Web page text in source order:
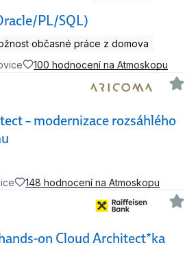
PL/SQL)
občasné práce z domova
100 hodnocení na Atmoskopu
– modernizace rozsáhlého
148 hodnocení na Atmoskopu
on Cloud Architect*ka